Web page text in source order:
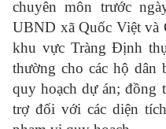
chuyên môn trước
UBND xã Quốc Việt và
khu vực Tràng Định
thường cho các hộ dân
quy hoạch dự án; đồng
trợ đối với các diện